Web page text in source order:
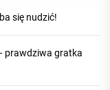
się nudzić!
prawdziwa gratka